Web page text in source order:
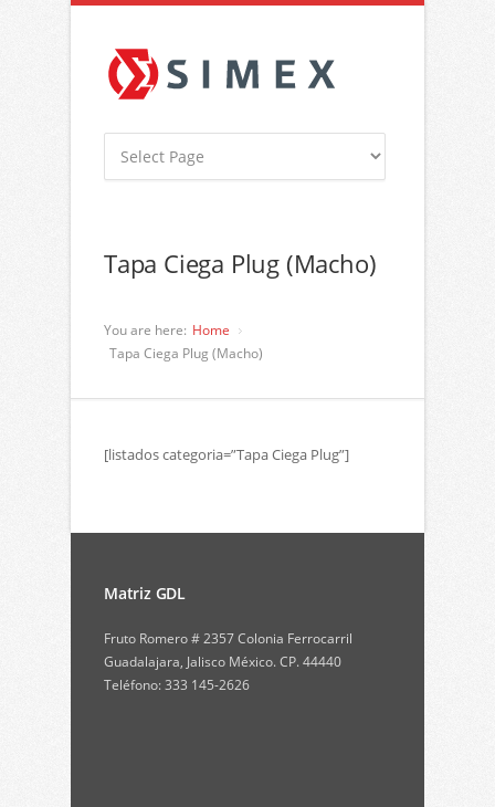
Tapa Ciega Plug (Macho)
You are here: Home
Tapa Ciega Plug (Macho)
[listados categoria=”Tapa Ciega Plug”]
Matriz GDL
Fruto Romero # 2357 Colonia Ferrocarril
Guadalajara, Jalisco México. CP. 44440
Teléfono: 333 145-2626